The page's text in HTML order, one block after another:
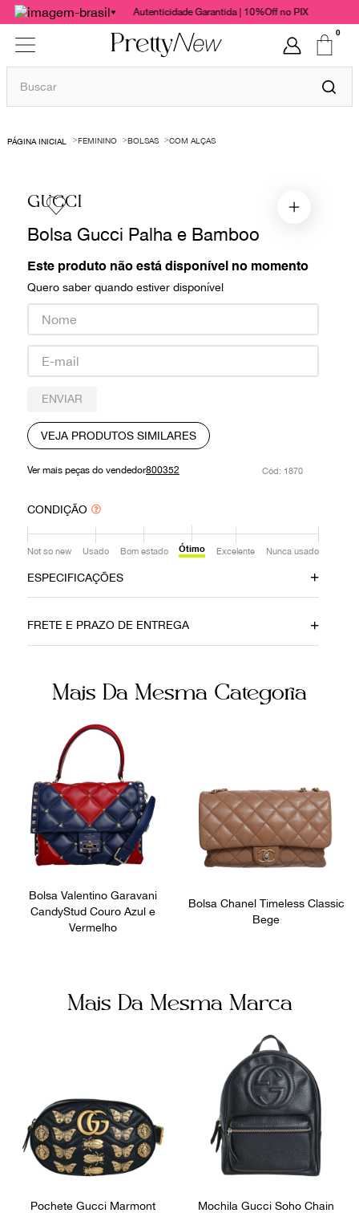
Autenticidade Garantida | 10%Off no PIX
0
Buscar
FEMININO BOLSAS COM ALÇAS
GUCCI
Bolsa Gucci Palha e Bamboo
Este produto não está disponível no momento
Quero saber quando estiver disponível
ENVIAR
VEJA PRODUTOS SIMILARES
Ver mais peças do vendedor800352 : 1870
CONDIÇÃO
Not so new Usado Bom estado Ótimo Excelente Nunca usado
ESPECIFICAÇÕES
Couro Preto
Encaixe Giratório 254884 213317
Fornecedor
800352
FRETE E PRAZO DE ENTREGA
Mais Da Mesma Categoria
Bolsa Valentino Garavani
CandyStud Couro Azul e
Vermelho
Bolsa Chanel Timeless Classic
Bege
Mais Da Mesma Marca
Pochete Gucci Marmont
Mochila Gucci Soho Chain
1º
bolsas
chanel
gucci
vestido
valentino
paula raia
burberry
prada
louis vuitton